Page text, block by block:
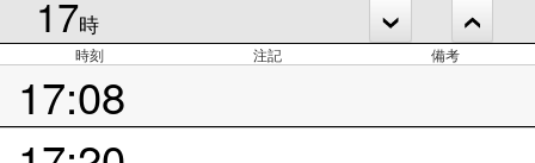
17時
時刻 注記 備考
17:08